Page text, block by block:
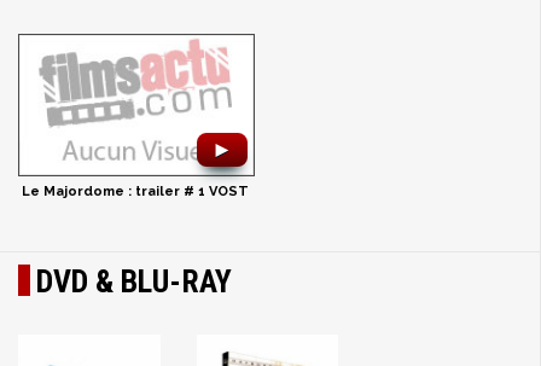
►
Le Majordome : trailer # 1 VOST
DVD & BLU-RAY